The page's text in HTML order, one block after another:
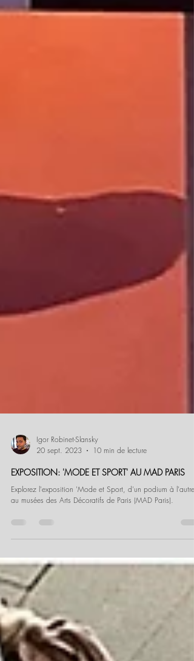
20 sept. 2023
10 min de lecture
EXPOSITION: 'MODE ET SPORT' AU MAD PARIS